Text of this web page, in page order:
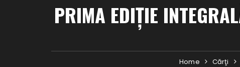
PRIMA EDIȚIE
Home Cărţi